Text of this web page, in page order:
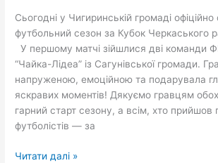
Сьогодні у Чигиринській громаді офіційно
футбольний сезон за Кубок Черкаського
У першому матчі зійшлися дві команди
“Чайка-Лідеа” із Сагунівської громади.
напруженою, емоційною та подарувала
яскравих моментів! Дякуємо гравцям
гарний старт сезону, а всім, хто прийшов
футболістів — за
Читати далі »